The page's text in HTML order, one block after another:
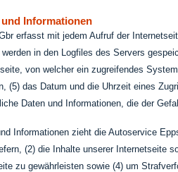
Informationen
erfasst mit jedem Aufruf der
in den Logfiles des Servers
von welcher ein zugreifendes
(5) das Datum und die Uhrzeit eines
Daten und Informationen, die der
Informationen zieht die Autoservice
(2) die Inhalte unserer Internetseite
zu gewährleisten sowie (4) um